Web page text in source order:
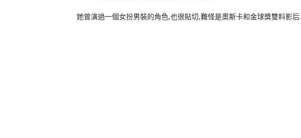
她曾演過一個女扮男裝的角色,也很貼切,難怪是奧斯卡和金球獎雙料影后.